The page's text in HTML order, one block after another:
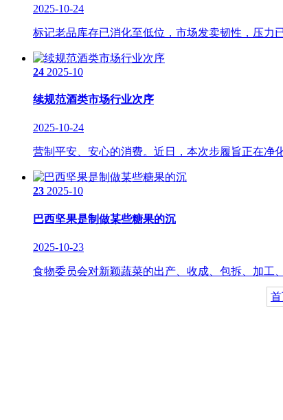
2025-10-24
标记老品库存已消化至低位，市场发卖韧性，压力
24 2025-10
续规范酒类市场行业次序
2025-10-24
营制平安、安心的消费。近日，本次步履旨正在净
23 2025-10
巴西坚果是制做某些糖果的沉
2025-10-23
食物委员会对新颖蔬菜的出产、收成、包拆、加工